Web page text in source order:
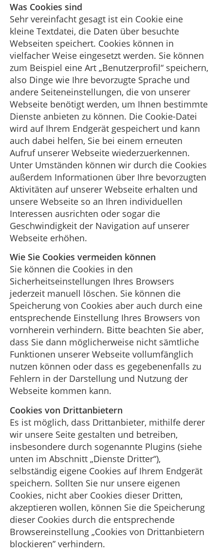
Was Cookies sind
Sehr vereinfacht gesagt ist ein Cookie eine
kleine Textdatei, die Daten über besuchte
Webseiten speichert. Cookies können in
vielfacher Weise eingesetzt werden. Sie können
zum Beispiel eine Art „Benutzerprofil“ speichern,
also Dinge wie Ihre bevorzugte Sprache und
andere Seiteneinstellungen, die von unserer
Webseite benötigt werden, um Ihnen bestimmte
Dienste anbieten zu können. Die Cookie-Datei
wird auf Ihrem Endgerät gespeichert und kann
auch dabei helfen, Sie bei einem erneuten
Aufruf unserer Webseite wiederzuerkennen.
Unter Umständen können wir durch die Cookies
außerdem Informationen über Ihre bevorzugten
Aktivitäten auf unserer Webseite erhalten und
unsere Webseite so an Ihren individuellen
Interessen ausrichten oder sogar die
Geschwindigkeit der Navigation auf unserer
Webseite erhöhen.
Wie Sie Cookies vermeiden können
Sie können die Cookies in den
Sicherheitseinstellungen Ihres Browsers
jederzeit manuell löschen. Sie können die
Speicherung von Cookies aber auch durch eine
entsprechende Einstellung Ihres Browsers von
vornherein verhindern. Bitte beachten Sie aber,
dass Sie dann möglicherweise nicht sämtliche
Funktionen unserer Webseite vollumfänglich
nutzen können oder dass es gegebenenfalls zu
Fehlern in der Darstellung und Nutzung der
Webseite kommen kann.
Cookies von Drittanbietern
Es ist möglich, dass Drittanbieter, mithilfe derer
wir unsere Seite gestalten und betreiben,
insbesondere durch sogenannte Plugins (siehe
unten im Abschnitt „Dienste Dritter“),
selbständig eigene Cookies auf Ihrem Endgerät
speichern. Sollten Sie nur unsere eigenen
Cookies, nicht aber Cookies dieser Dritten,
akzeptieren wollen, können Sie die Speicherung
dieser Cookies durch die entsprechende
Browsereinstellung „Cookies von Drittanbietern
blockieren” verhindern.